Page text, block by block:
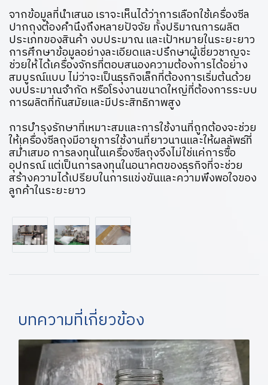
จากข้อมูลที่นำเสนอ เราจะเห็นได้ว่าการเลือกใช้เครื่องซีล
ปากถุงต้องคำนึงถึงหลายปัจจัย ทั้งปริมาณการผลิต
ประเภทของสินค้า งบประมาณ และเป้าหมายในระยะยาว
การศึกษาข้อมูลอย่างละเอียดและปรึกษาผู้เชี่ยวชาญจะ
ช่วยให้ได้เครื่องจักรที่ตอบสนองความต้องการได้อย่าง
สมบูรณ์แบบ ไม่ว่าจะเป็นธุรกิจเล็กที่ต้องการเริ่มต้นด้วย
งบประมาณจำกัด หรือโรงงานขนาดใหญ่ที่ต้องการระบบ
การผลิตที่ทันสมัยและมีประสิทธิภาพสูง
การบำรุงรักษาที่เหมาะสมและการใช้งานที่ถูกต้องจะช่วย
ให้เครื่องซีลถุงมีอายุการใช้งานที่ยาวนานและให้ผลลัพธ์ที่
สม่ำเสมอ การลงทุนในเครื่องซีลถุงจึงไม่ใช่แค่การซื้อ
อุปกรณ์ แต่เป็นการลงทุนในอนาคตของธุรกิจที่จะช่วย
สร้างความได้เปรียบในการแข่งขันและความพึงพอใจของ
ลูกค้าในระยะยาว
บทความที่เกี่ยวข้อง